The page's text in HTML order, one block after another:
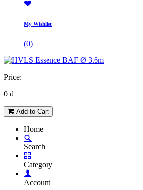
My Wishlist
(0)
Price:
0 ₫
Add to Cart
Home
Search
Category
Account